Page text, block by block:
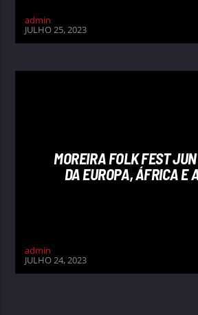
admin
JULHO 25, 2023
MOREIRA FOLK FEST
DA EUROPA, ÁFRICA E
admin
JULHO 24, 2023